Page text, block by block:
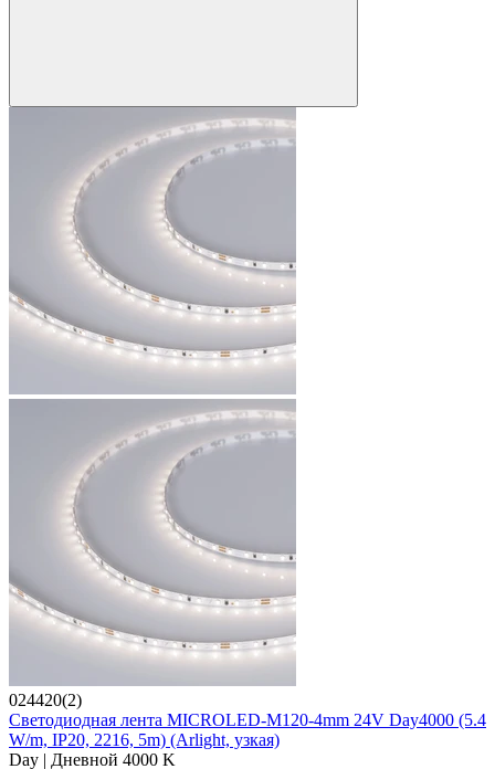
024420(2)
Светодиодная лента MICROLED-M120-4mm 24V Day4000 (5.4
W/m, IP20, 2216, 5m) (Arlight, узкая)
Day | Дневной 4000 K